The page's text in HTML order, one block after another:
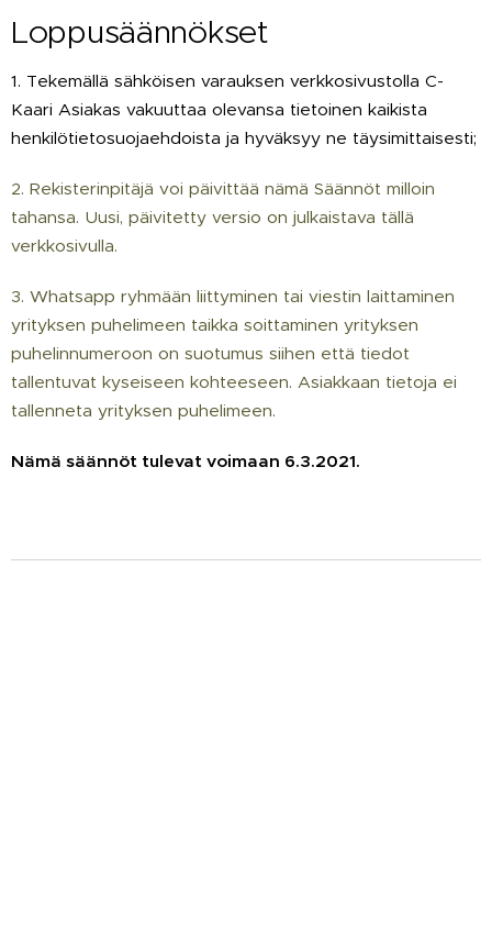
Loppusäännökset
1. Tekemällä sähköisen varauksen verkkosivustolla C-
Kaari Asiakas vakuuttaa olevansa tietoinen kaikista
henkilötietosuojaehdoista ja hyväksyy ne täysimittaisesti;
2. Rekisterinpitäjä voi päivittää nämä Säännöt milloin
tahansa. Uusi, päivitetty versio on julkaistava tällä
verkkosivulla.
3. Whatsapp ryhmään liittyminen tai viestin laittaminen
yrityksen puhelimeen taikka soittaminen yrityksen
puhelinnumeroon on suotumus siihen että tiedot
tallentuvat kyseiseen kohteeseen. Asiakkaan tietoja ei
tallenneta yrityksen puhelimeen.
Nämä säännöt tulevat voimaan 6.3.2021.